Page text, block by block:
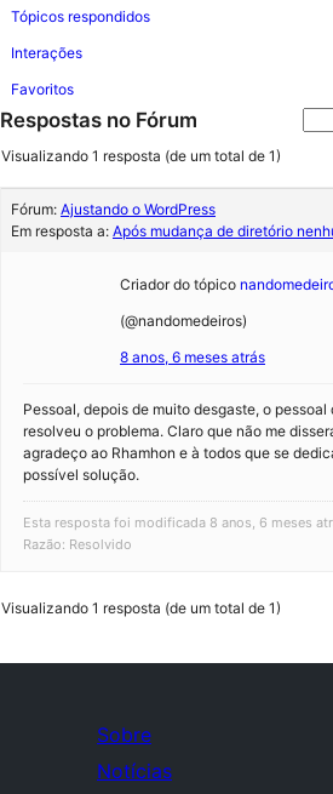
Tópicos respondidos
Interações
Favoritos
Respostas no Fórum
Visualizando 1 resposta (de um total de 1)
Fórum: Ajustando o WordPress
Em resposta a: Após mudança de diretório
Criador do tópico
(@nandomedeiros)
8 anos, 6 meses atrás
Pessoal, depois de muito desgaste, o
resolveu o problema. Claro que não me
agradeço ao Rhamhon e à todos que se
possível solução.
Esta resposta foi modificada 8 anos, 6 meses
Razão: Resolvido
Visualizando 1 resposta (de um total de 1)
Sobre
Notícias